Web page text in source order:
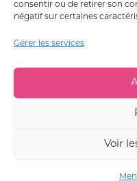
consentir ou de retirer son
négatif sur certaines
Gérer les services
Voir
QUALITÉS ET
MINEURS DE